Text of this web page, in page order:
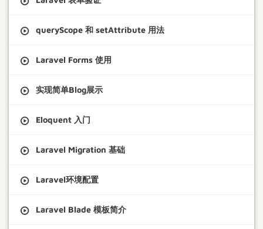
queryScope 和 setAttribute 用法
Laravel Forms 使用
实现简单Blog展示
Eloquent 入门
Laravel Migration 基础
Laravel环境配置
Laravel Blade 模板简介